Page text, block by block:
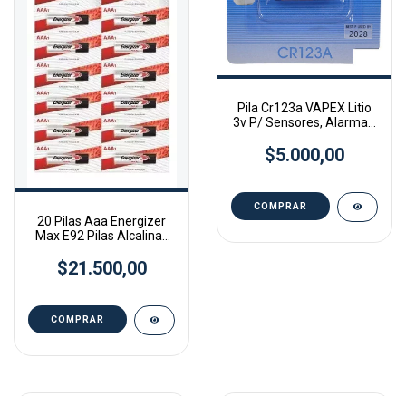
20 Pilas Aaa Energizer
Max E92 Pilas Alcalinas
$21.500,00
Pila Cr123a VAPEX Litio
3v P/ Sensores, Alarmas,
$5.000,00